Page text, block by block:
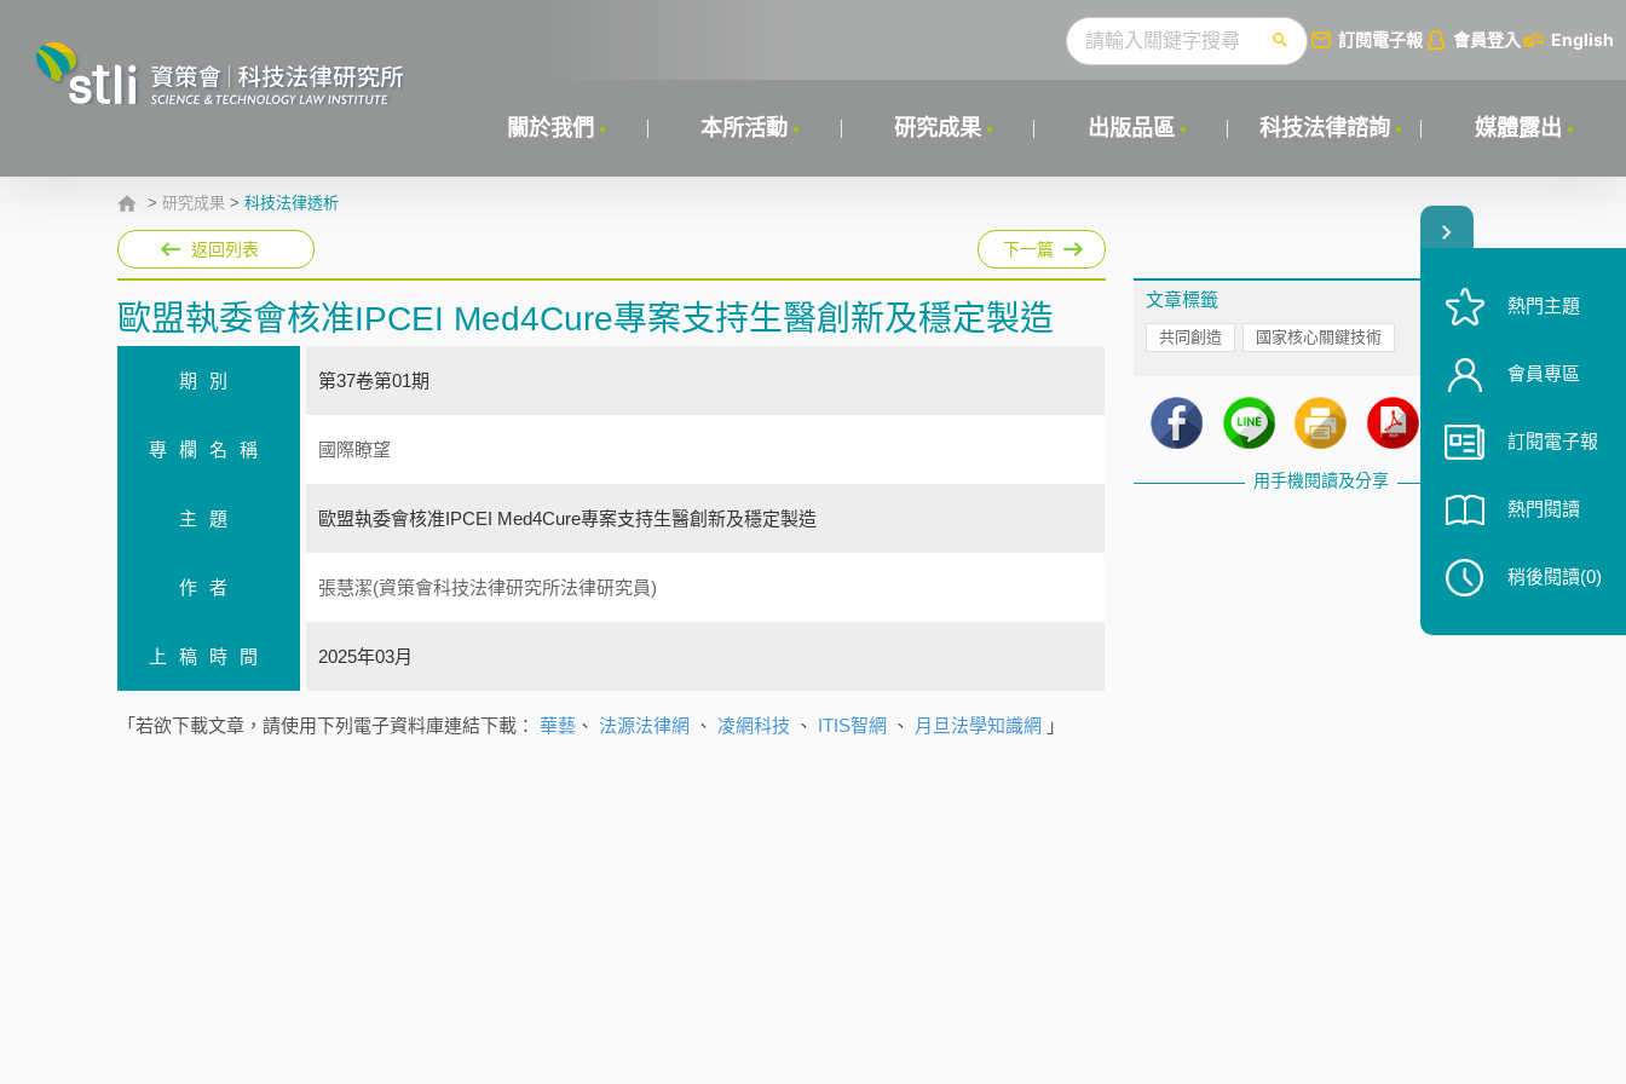
訂閱電子報 會員登入 English
關於我們 本所活動 研究成果 出版品區 科技法律諮詢 媒體露出
> 研究成果 > 科技法律透析
返回列表 下一篇
歐盟執委會核准IPCEI Med4Cure專案支持生醫創新及穩定製造
期別 第37卷第01期
專欄名稱 國際瞭望
主題 歐盟執委會核准IPCEI Med4Cure專案支持生醫創新及穩定製造
作者 張慧潔(資策會科技法律研究所法律研究員)
上稿時間 2025年03月
「若欲下載文章，請使用下列電子資料庫連結下載： 華藝 、 法源法律網 、 凌網科技 、 ITIS智網 、 月旦法學知識網 」
文章標籤
共同創造 國家核心關鍵技術
用手機閱讀及分享
熱門主題
會員專區
訂閱電子報
熱門閱讀
稍後閱讀(0)